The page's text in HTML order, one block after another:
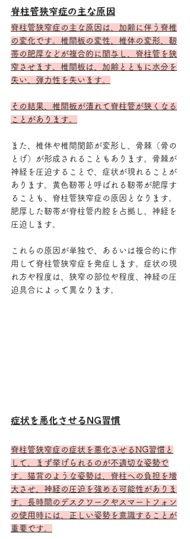
脊柱管狭窄症の主な原因
脊柱管狭窄症の主な原因は、加齢に伴う脊椎
の変化です。椎間板の変性、椎体の変形、靭
帯の肥厚などが複合的に関与し、脊柱管を狭
窄させます。椎間板は、加齢とともに水分を
失い、弾力性を失います。
その結果、椎間板が潰れて脊柱管が狭くなる
ことがあります。
また、椎体や椎間関節が変形し、骨棘（骨の
とげ）が形成されることもあります。骨棘が
神経を圧迫することで、症状が現れることが
あります。黄色靭帯と呼ばれる靭帯が肥厚す
ることも、脊柱管狭窄症の原因となります。
肥厚した靭帯が脊柱管内腔を占拠し、神経を
圧迫します。
これらの原因が単独で、あるいは複合的に作
用して脊柱管狭窄症を発症します。症状の現
れ方や程度は、狭窄の部位や程度、神経の圧
迫具合によって異なります。
症状を悪化させるNG習慣
脊柱管狭窄症の症状を悪化させるNG習慣と
して、まず挙げられるのが不適切な姿勢で
す。猫背のような姿勢は、脊柱への負担を増
大させ、神経の圧迫を強める可能性がありま
す。長時間のデスクワークやスマートフォン
の使用時には、正しい姿勢を意識することが
重要です。